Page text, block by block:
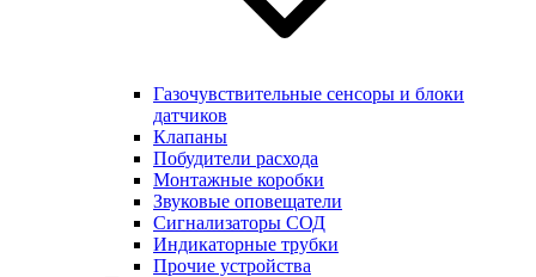
Газочувствительные сенсоры и блоки
датчиков
Клапаны
Побудители расхода
Монтажные коробки
Звуковые оповещатели
Сигнализаторы СОД
Индикаторные трубки
Прочие устройства